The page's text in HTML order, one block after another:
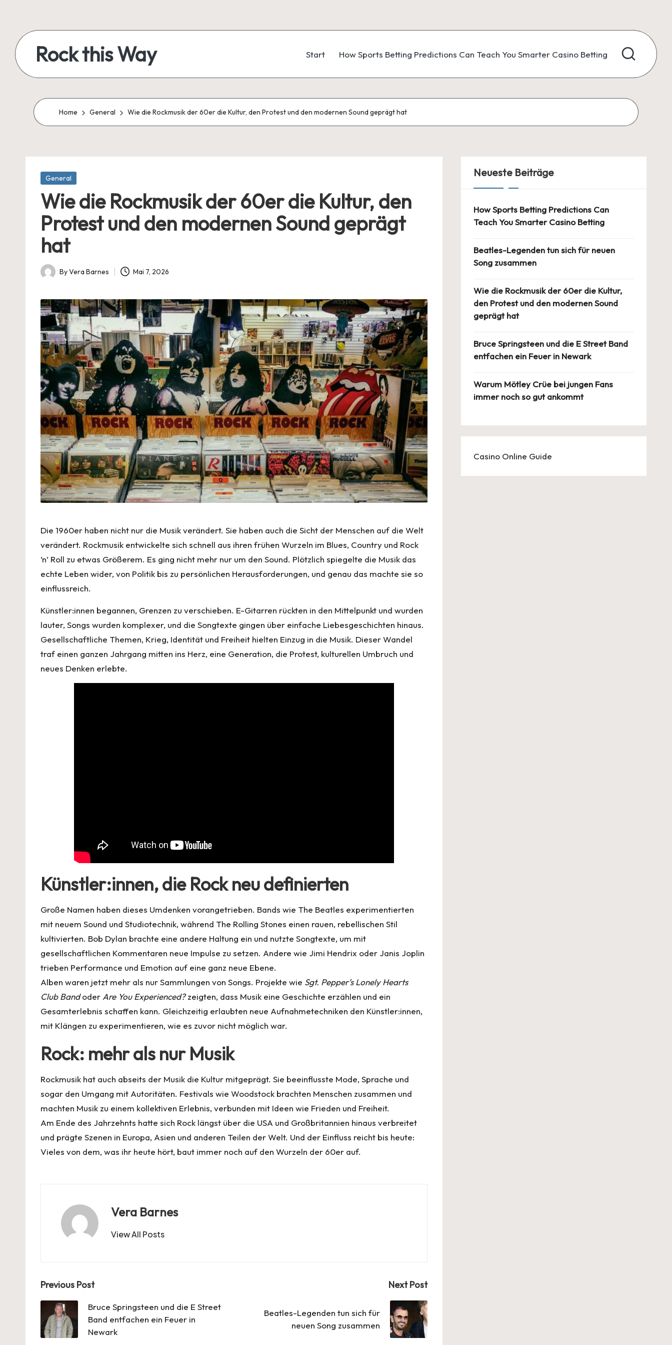
content
Rock this Way
Musik
&
Blog
echten
Rock’n’Roll
Start How Sports Betting Predictions Can Teach You Smarter Casino Betting
Home General Wie die Rockmusik der 60er die Kultur, den Protest und den modernen Sound geprägt hat
Posted
General
Wie die Rockmusik der 60er die Kultur, den
Protest und den modernen Sound geprägt
hat
Posted
ByVera Barnes Mai 7, 2026
Die 1960er haben nicht nur die Musik verändert. Sie haben auch die Sicht der Menschen auf die Welt
verändert. Rockmusik entwickelte sich schnell aus ihren frühen Wurzeln im Blues, Country und Rock
’n’ Roll zu etwas Größerem. Es ging nicht mehr nur um den Sound. Plötzlich spiegelte die Musik das
echte Leben wider, von Politik bis zu persönlichen Herausforderungen, und genau das machte sie so
einflussreich.
Künstler:innen begannen, Grenzen zu verschieben. E-Gitarren rückten in den Mittelpunkt und wurden
lauter, Songs wurden komplexer, und die Songtexte gingen über einfache Liebesgeschichten hinaus.
Gesellschaftliche Themen, Krieg, Identität und Freiheit hielten Einzug in die Musik. Dieser Wandel
traf einen ganzen Jahrgang mitten ins Herz, eine Generation, die Protest, kulturellen Umbruch und
neues Denken erlebte.
Künstler:innen, die Rock neu definierten
Große Namen haben dieses Umdenken vorangetrieben. Bands wie The Beatles experimentierten
mit neuem Sound und Studiotechnik, während The Rolling Stones einen rauen, rebellischen Stil
kultivierten. Bob Dylan brachte eine andere Haltung ein und nutzte Songtexte, um mit
gesellschaftlichen Kommentaren neue Impulse zu setzen. Andere wie Jimi Hendrix oder Janis Joplin
trieben Performance und Emotion auf eine ganz neue Ebene.
Alben waren jetzt mehr als nur Sammlungen von Songs. Projekte wie Sgt. Pepper’s Lonely Hearts
Club Bandoder Are You Experienced?zeigten, dass Musik eine Geschichte erzählen und ein
Gesamterlebnis schaffen kann. Gleichzeitig erlaubten neue Aufnahmetechniken den Künstler:innen,
mit Klängen zu experimentieren, wie es zuvor nicht möglich war.
Rock: mehr als nur Musik
Rockmusik hat auch abseits der Musik die Kultur mitgeprägt. Sie beeinflusste Mode, Sprache und
sogar den Umgang mit Autoritäten. Festivals wie Woodstock brachten Menschen zusammen und
machten Musik zu einem kollektiven Erlebnis, verbunden mit Ideen wie Frieden und Freiheit.
Am Ende des Jahrzehnts hatte sich Rock längst über die USA und Großbritannien hinaus verbreitet
und prägte Szenen in Europa, Asien und anderen Teilen der Welt. Und der Einfluss reicht bis heute:
Vieles von dem, was ihr heute hört, baut immer noch auf den Wurzeln der 60er auf.
Vera Barnes
View All Posts
Post
navigation
Previous Post
Bruce Springsteen und die E Street
Band entfachen ein Feuer in
Newark
Next Post
Beatles-Legenden tun sich für
neuen Song zusammen
Neueste Beiträge
How Sports Betting Predictions Can
Teach You Smarter Casino Betting
Beatles-Legenden tun sich für neuen
Song zusammen
Wie die Rockmusik der 60er die Kultur,
den Protest und den modernen Sound
geprägt hat
Bruce Springsteen und die E Street Band
entfachen ein Feuer in Newark
Warum Mötley Crüe bei jungen Fans
immer noch so gut ankommt
Casino Online Guide